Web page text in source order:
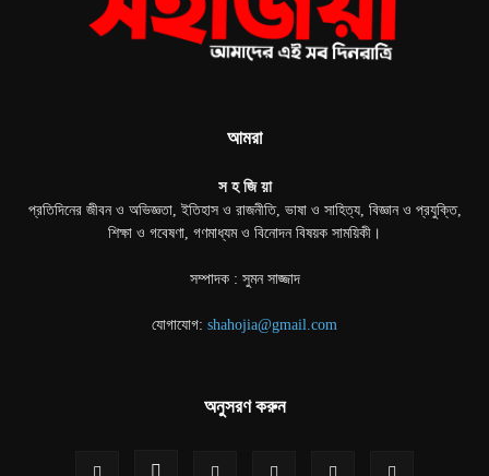
আমরা
স হ জি য়া
প্রতিদিনের জীবন ও অভিজ্ঞতা, ইতিহাস ও রাজনীতি, ভাষা ও সাহিত্য, বিজ্ঞান ও প্রযুক্তি,
শিক্ষা ও গবেষণা, গণমাধ্যম ও বিনোদন বিষয়ক সাময়িকী।
সম্পাদক : সুমন সাজ্জাদ
যোগাযোগ: shahojia@gmail.com
অনুসরণ করুন